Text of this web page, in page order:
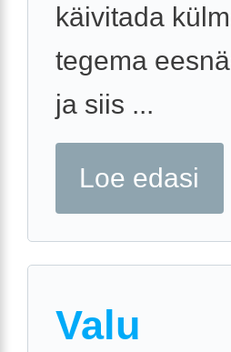
käivitada
tegema
ja siis ...
Loe edasi
Valu